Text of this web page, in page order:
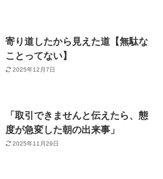
寄り道したから見えた道【無駄な
ことってない】
2025年12月7日
「取引できませんと伝えたら、態
度が急変した朝の出来事」
2025年11月29日